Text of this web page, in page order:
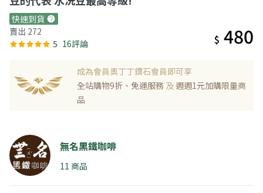
快速到貨
賣出 272
5 16評論 $ 480
成為會員奧丁丁鑽石會員即可享
全站購物9折、免運服務 及 週週1元加購限量商
品
無名黑鐵咖啡
11 商品